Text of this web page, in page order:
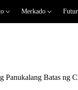
Merkado
Batas ng